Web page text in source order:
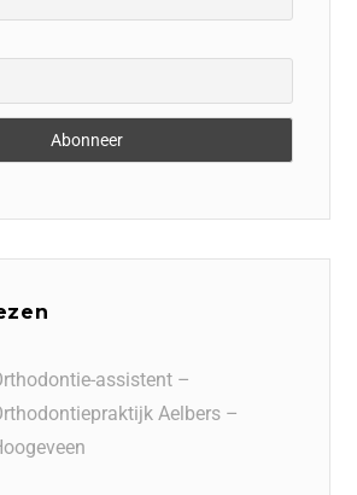
assistent –
Aelbers –